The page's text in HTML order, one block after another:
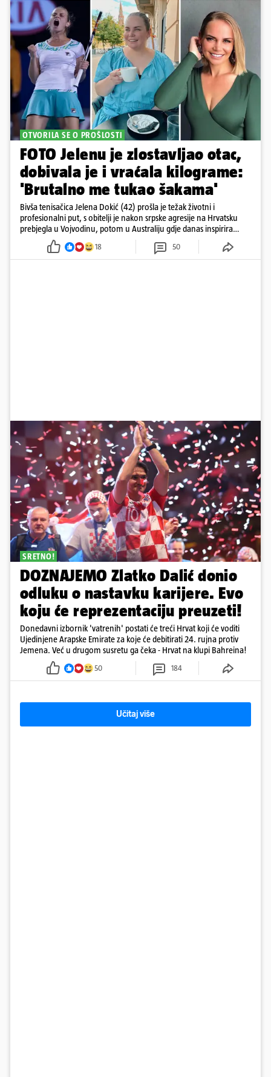
OTVORILA SE O PROŠLOSTI
FOTO Jelenu je zlostavljao otac,
dobivala je i vraćala kilograme:
'Brutalno me tukao šakama'
Bivša tenisačica Jelena Dokić (42) prošla je težak životni i
profesionalni put, s obitelji je nakon srpske agresije na Hrvatsku
prebjegla u Vojvodinu, potom u Australiju gdje danas inspirira
18 50
SRETNO!
DOZNAJEMO Zlatko Dalić donio
odluku o nastavku karijere. Evo
koju će reprezentaciju preuzeti!
Donedavni izbornik 'vatrenih' postati će treći Hrvat koji će voditi
Ujedinjene Arapske Emirate za koje će debitirati 24. rujna protiv
Jemena. Već u drugom susretu ga čeka - Hrvat na klupi Bahreina!
50 184
Učitaj više